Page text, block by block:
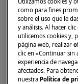
su enchufe,
cuadro
2. Póngase
cualificado
Compruebe
como para fines
sobre el uso que le
y análisis. Al hacer
utilicemos cookies y,
página web, realizar
clic en «Continuar sin
experiencia de
afectados. Para
nuestra Política de